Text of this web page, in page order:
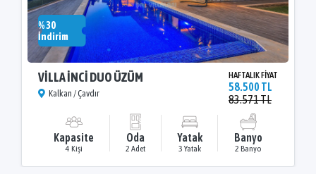
% 30
İndirim
VİLLA İNCİ DUO ÜZÜM
Kalkan / Çavdır
HAFTALIK FİYAT
58.500 TL
83.571 TL
Kapasite
4 Kişi
Oda
2 Adet
Yatak
3 Yatak
Banyo
2 Banyo